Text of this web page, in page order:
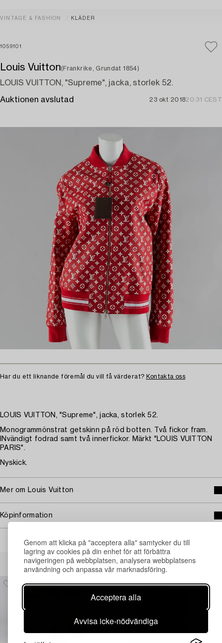
Genom att klicka på "acceptera alla" samtycker du till
lagring av cookies på din enhet för att förbättra
navigeringen på webbplatsen, analysera webbplatsens
användning och anpassa vår marknadsföring.
Acceptera alla
Avvisa icke-nödvändiga
VINTAGE & FASHION KLÄDER
1059101
Louis Vuitton(Frankrike, Grundat 1854)
LOUIS VUITTON, "Supreme", jacka, storlek 52.
Auktionen avslutad 23 okt 201820:31 CEST
Har du ett liknande föremål du vill få värderat? Kontakta oss
LOUIS VUITTON, "Supreme", jacka, storlek 52.
Monogrammönstrat getskinn på röd botten. Två fickor fram.
INvändigt fodrad samt två innerfickor. Märkt "LOUIS VUITTON
PARIS".
Nyskick.
Mer om Louis Vuitton
Köpinformation
Andra har även tittat på